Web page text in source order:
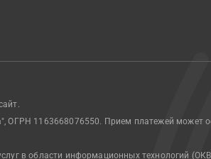
ОГРН 1163668076550. Прием платежей может
в области информационных технологий